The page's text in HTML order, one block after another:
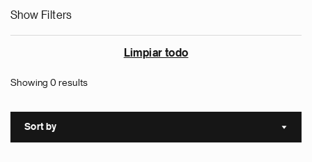
Show Filters
Limpiar todo
Showing 0 results
Sort by Sort